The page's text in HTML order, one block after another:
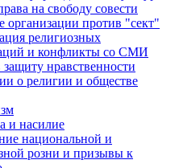
на свободу совести
организации против "сект"
религиозных
и конфликты со СМИ
нравственности
о религии и обществе
и насилие
национальной и
розни и призывы к